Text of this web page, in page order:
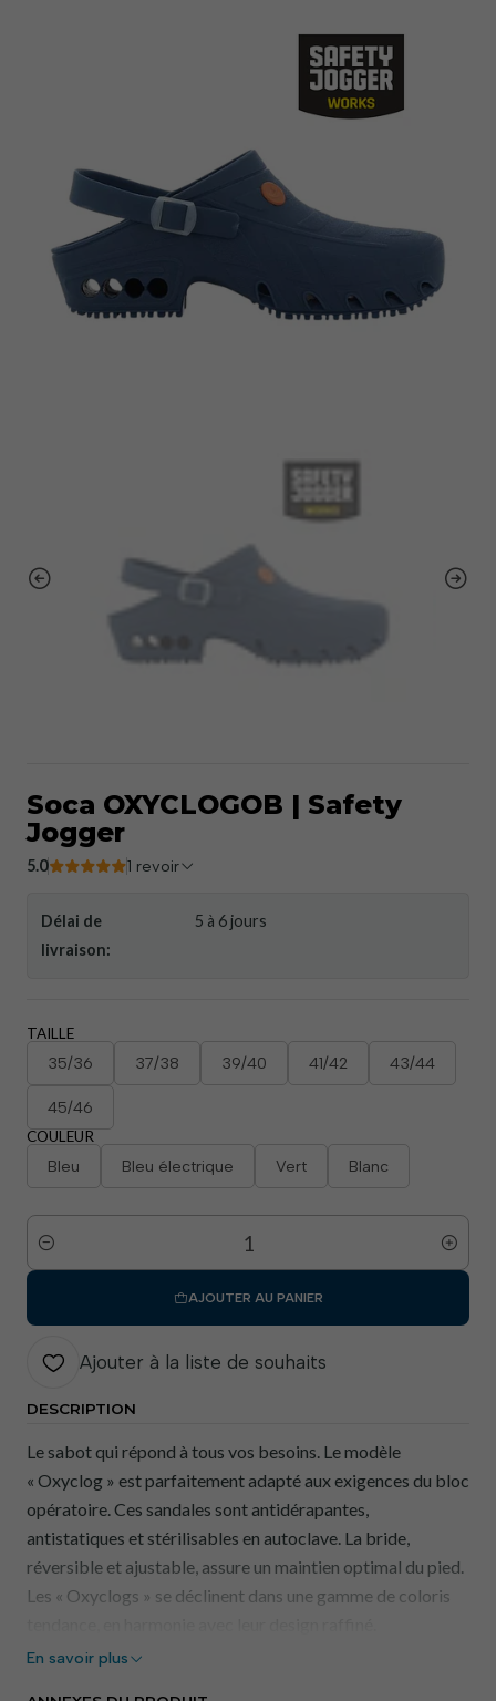
Soca OXYCLOGOB | Safety
Jogger
5.0 1 revoir
Délai de
livraison:
5 à 6 jours
TAILLE
35/36 37/38 39/40 41/42 43/44
45/46
COULEUR
Bleu Bleu électrique Vert Blanc
Quantité
AJOUTER AU PANIER
Ajouter à la liste de souhaits
DESCRIPTION
Le sabot qui répond à tous vos besoins. Le modèle
« Oxyclog » est parfaitement adapté aux exigences du bloc
opératoire. Ces sandales sont antidérapantes,
antistatiques et stérilisables en autoclave. La bride,
réversible et ajustable, assure un maintien optimal du pied.
Les « Oxyclogs » se déclinent dans une gamme de coloris
En savoir plus